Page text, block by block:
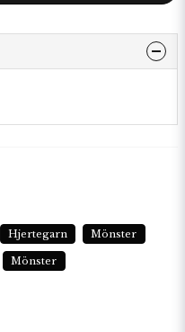
Hjertegarn Mönster
Mönster